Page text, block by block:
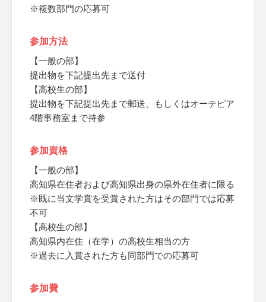
※複数部門の応募可
参加方法
【一般の部】
提出物を下記提出先まで送付
【高校生の部】
提出物を下記提出先まで郵送、もしくはオーテピア
4階事務室まで持参
参加資格
【一般の部】
高知県在住者および高知県出身の県外在住者に限る
※既に当文学賞を受賞された方はその部門では応募
不可
【高校生の部】
高知県内在住（在学）の高校生相当の方
※過去に入賞された方も同部門での応募可
参加費